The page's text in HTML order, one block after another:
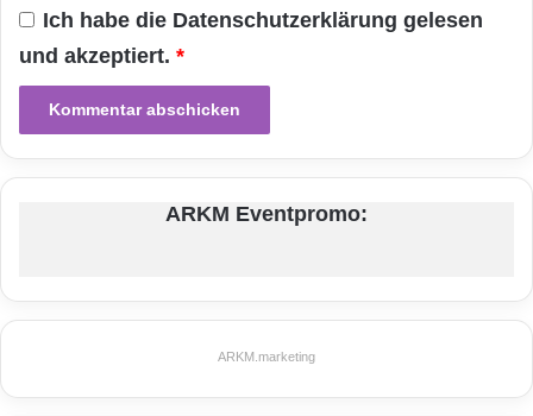
Smartphone
Ich habe die Datenschutzerklärung gelesen
und akzeptiert. *
ARKM Eventpromo:
ARKM.marketing